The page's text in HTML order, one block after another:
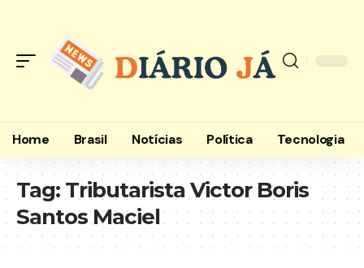
Home Brasil Notícias Política Tecnologia
Tag: Tributarista Victor Boris
Santos Maciel